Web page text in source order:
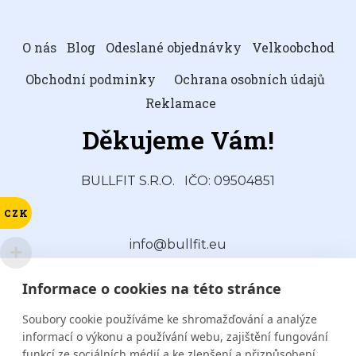
Informace o cookies na této stránce
Soubory cookie používáme ke shromažďování a analýze
informací o výkonu a používání webu, zajištění fungování
O nás Blog Odeslané objednávky
Velkoobchod
Obchodní podminky
Ochrana osobních údajů
Reklamace
Děkujeme Vám!
BULLFIT S.R.O. IČO: 09504851
info@bullfit.eu
CZK